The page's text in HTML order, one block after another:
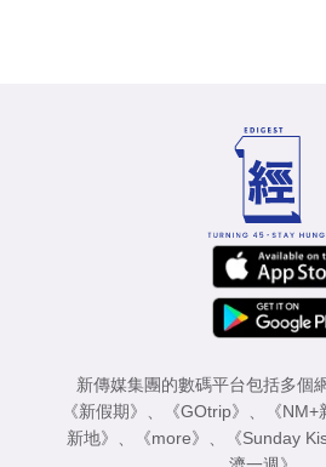
新傳媒集團的數碼平台包括多個
《新假期》
《GOtrip》 《NM+
新地》
《more》 《Sunday